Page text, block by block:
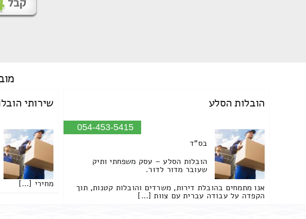
הובלות הסלע
054-453-5415
בס"ד
הובלות הסלע – עסק משפחתי ותיק
שעובר מדור לדור.
אנו מתמחים בהובלת דירות, משרדים והובלות קטנות, תוך
הקפדה על עבודה עברית עם צוות […]
שירותי
מחירי […]